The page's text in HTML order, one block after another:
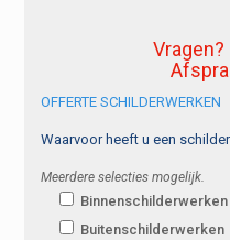
OFFERTE SCHILDERWERKEN
Waarvoor heeft u een
Meerdere selecties mogelijk.
Binnenschilderwerken
Buitenschilderwerken